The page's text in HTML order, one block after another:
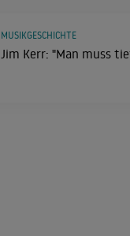
Jim Kerr: "Man muss
MUSIKGESCHICHTE